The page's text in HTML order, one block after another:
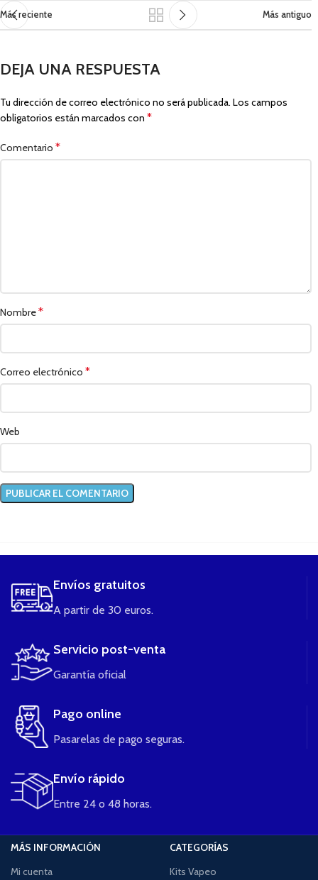
Más reciente Más antiguo
DEJA UNA RESPUESTA
Tu dirección de correo electrónico no será publicada. Los campos
obligatorios están marcados con *
Comentario *
Nombre*
Correo electrónico *
Web
Envíos gratuitos
A partir de 30 euros.
Servicio post-venta
Garantía oficial
Pago online
Pasarelas de pago seguras.
Envío rápido
Entre 24 o 48 horas.
MÁS INFORMACIÓN
Mi cuenta
CATEGORÍAS
Kits Vapeo